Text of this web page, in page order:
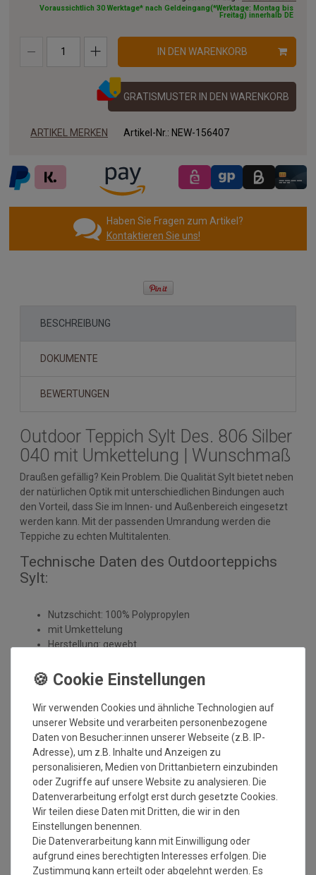
Voraussichtlich 30 Werktage* nach Geldeingang(*Werktage: Montag bis
Freitag) innerhalb DE
IN DEN WARENKORB
GRATISMUSTER IN DEN WARENKORB
ARTIKEL MERKEN Artikel-Nr.: NEW-156407
Haben Sie Fragen zum Artikel?
Kontaktieren Sie uns!
BESCHREIBUNG
DOKUMENTE
BEWERTUNGEN
Outdoor Teppich Sylt Des. 806 Silber
040 mit Umkettelung | Wunschmaß
Draußen gefällig? Kein Problem. Die Qualität Sylt bietet neben
der natürlichen Optik mit unterschiedlichen Bindungen auch
den Vorteil, dass Sie im Innen- und Außenbereich eingesetzt
werden kann. Mit der passenden Umrandung werden die
Teppiche zu echten Multitalenten.
Technische Daten des Outdoorteppichs
Sylt:
Nutzschicht: 100% Polypropylen
mit Umkettelung
Herstellung: gewebt
Gesamtgewicht: ca. 1.640 gr./m²
Antistatisch und Fußbodenheizung geeignet
Einsatzbereich: Innen und Außenbereich
Mindestbestellmaß: 50x50 cm
Maximales Bestellmaß: 1000x390 cm
Bitte beachten Sie immer dieVerlege - und
Pflegehinweisedes Herstellers.
Wichtiger Hinweis:
Maßtoleranzen von 1-3 % können auftreten und sind völlig
Wir verwenden Cookies und ähnliche Technologien auf
unserer Website und verarbeiten personenbezogene
Daten von Besucher:innen unserer Webseite (z.B. IP-
Adresse), um z.B. Inhalte und Anzeigen zu
personalisieren, Medien von Drittanbietern einzubinden
oder Zugriffe auf unsere Website zu analysieren. Die
Datenverarbeitung erfolgt erst durch gesetzte Cookies.
Wir teilen diese Daten mit Dritten, die wir in den
Einstellungen benennen.
Die Datenverarbeitung kann mit Einwilligung oder
aufgrund eines berechtigten Interesses erfolgen. Die
Zustimmung kann erteilt oder abgelehnt werden. Es